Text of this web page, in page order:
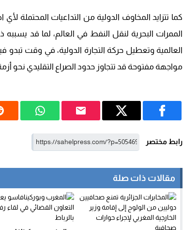
كما تتزايد المخاوف الدولية من التداعيات
الممرات البحرية لنقل النفط في العالم، لما قد
العالمية وتعطيل حركة التجارة الدولية، في وقت
مواجهة مفتوحة قد تتجاوز حدود الصراع التقليدي نحو
رابط مختصر
مقالات ذات صلة